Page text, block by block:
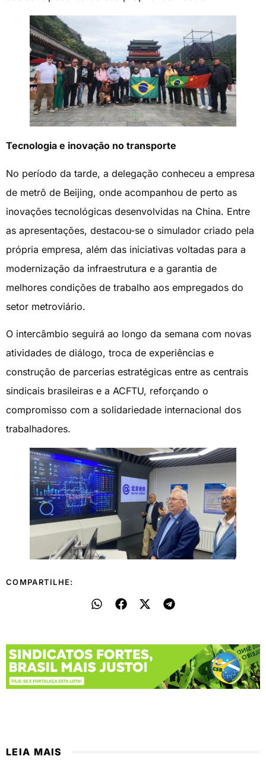
Tecnologia e inovação no transporte
No período da tarde, a delegação conheceu a empresa
de metrô de Beijing, onde acompanhou de perto as
inovações tecnológicas desenvolvidas na China. Entre
as apresentações, destacou-se o simulador criado pela
própria empresa, além das iniciativas voltadas para a
modernização da infraestrutura e a garantia de
melhores condições de trabalho aos empregados do
setor metroviário.
O intercâmbio seguirá ao longo da semana com novas
atividades de diálogo, troca de experiências e
construção de parcerias estratégicas entre as centrais
sindicais brasileiras e a ACFTU, reforçando o
compromisso com a solidariedade internacional dos
trabalhadores.
COMPARTILHE:
LEIA MAIS